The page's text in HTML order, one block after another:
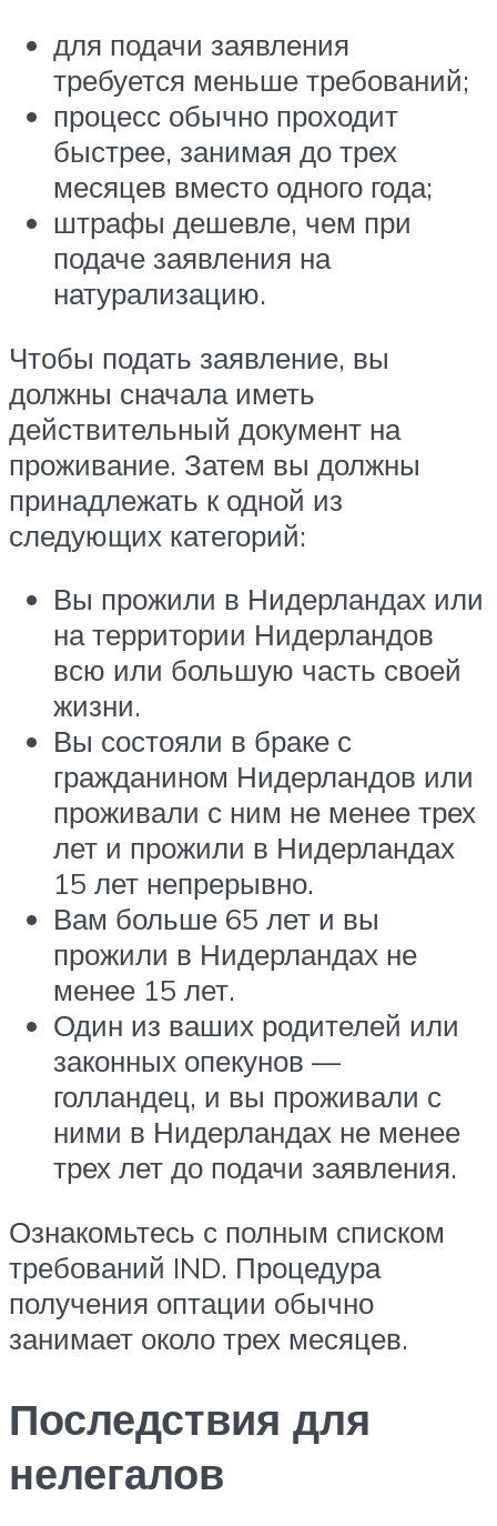
для подачи заявления
требуется меньше требований;
процесс обычно проходит
быстрее, занимая до трех
месяцев вместо одного года;
штрафы дешевле, чем при
подаче заявления на
натурализацию.
Чтобы подать заявление, вы
должны сначала иметь
действительный документ на
проживание. Затем вы должны
принадлежать к одной из
следующих категорий:
Вы прожили в Нидерландах или
на территории Нидерландов
всю или большую часть своей
жизни.
Вы состояли в браке с
гражданином Нидерландов или
проживали с ним не менее трех
лет и прожили в Нидерландах
15 лет непрерывно.
Вам больше 65 лет и вы
прожили в Нидерландах не
менее 15 лет.
Один из ваших родителей или
законных опекунов —
голландец, и вы проживали с
ними в Нидерландах не менее
трех лет до подачи заявления.
Ознакомьтесь с полным списком
требований IND. Процедура
получения оптации обычно
занимает около трех месяцев.
Последствия для
нелегалов